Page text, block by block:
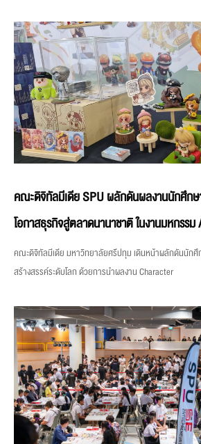
คณะดิจิทัลมีเดีย SPU ผลักดันผลงานนักศึก
โอกาสธุรกิจสู่ตลาดนานาชาติ ในงานมหกรรม
คณะดิจิทัลมีเดีย มหาวิทยาลัยศรีปทุม เดินหน้าผลักดันนักศึ
สร้างสรรค์ระดับโลก ด้วยการนำผลงาน Character